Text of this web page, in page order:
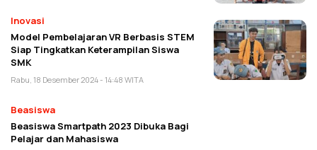
Inovasi
Model Pembelajaran VR Berbasis STEM
Siap Tingkatkan Keterampilan Siswa
SMK
Rabu, 18 Desember 2024 - 14:48 WITA
Beasiswa
Beasiswa Smartpath 2023 Dibuka Bagi
Pelajar dan Mahasiswa